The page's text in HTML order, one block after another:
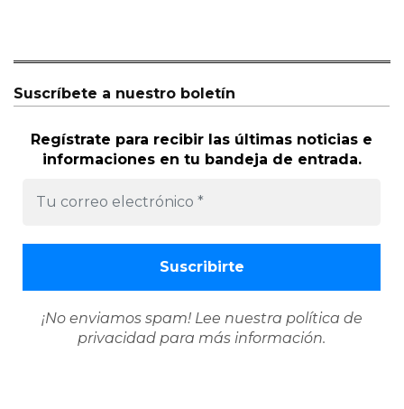
Suscríbete a nuestro boletín
Regístrate para recibir las últimas noticias e
informaciones en tu bandeja de entrada.
¡No enviamos spam! Lee nuestra política de
privacidad para más información.